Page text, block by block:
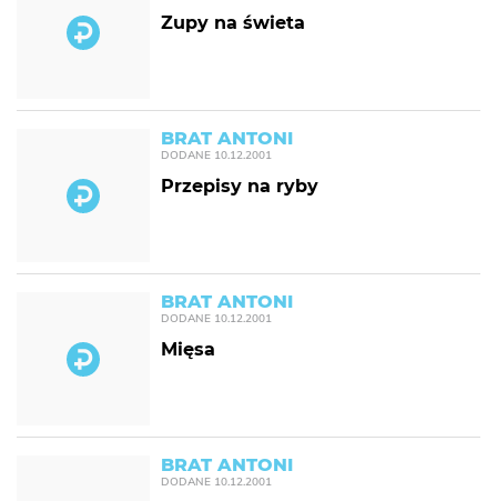
Zupy na świeta
BRAT ANTONI
DODANE 10.12.2001
Przepisy na ryby
BRAT ANTONI
DODANE 10.12.2001
Mięsa
BRAT ANTONI
DODANE 10.12.2001